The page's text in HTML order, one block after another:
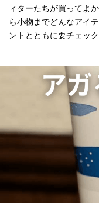
ィターたちが買ってよ
ら小物までどんなアイ
ントとともに要チェック